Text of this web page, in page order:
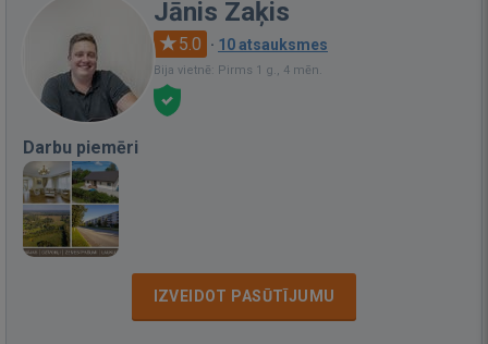
Jānis Zaķis
5.0 · 10 atsauksmes
Bija vietnē: Pirms 1 g., 4 mēn.
Darbu piemēri
IZVEIDOT PASŪTĪJUMU